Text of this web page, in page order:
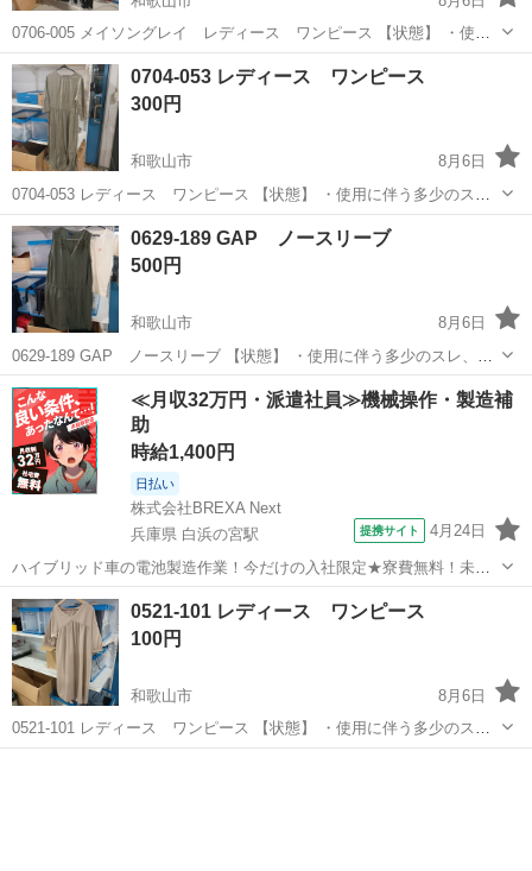
0706-005 メイソングレイ レディース ワンピース 【状態】 ・使用
に伴う多少のスレ、キズ、落としきれない汚れなどございます ・詳細
は現地でご確認ください ・お値引きは出来かねますのでご了承願いま
す ...
和歌山 和歌山市 ワンピース
0704-053 レディース ワンピース
300円
和歌山市
8月6日
0704-053 レディース ワンピース 【状態】 ・使用に伴う多少のス
レ、キズ、落としきれない汚れなどございます ・詳細は現地でご確認
ください ・お値引きは出来かねますのでご了承願います ※中古品のた
め、...
和歌山 和歌山市
0629-189 GAP ノースリーブ
500円
和歌山市
8月6日
0629-189 GAP ノースリーブ 【状態】 ・使用に伴う多少のスレ、キ
ズ、落としきれない汚れなどございます ・詳細は現地でご確認くださ
い ・お値引きは出来かねますのでご了承願います ※中古品のため、
状...
和歌山 和歌山市 ワンピース 現地
≪月収32万円・派遣社員≫機械操作・製造補
助
時給1,400円
日払い
株式会社BREXA Next
兵庫県 白浜の宮駅
提携サイト 4月24日
ハイブリッド車の電池製造作業！今だけの入社限定★寮費無料！未経
験活躍中★20～50代の男性活躍中！安定企業で長期で働きたい方オス
スメ！年間休日130日！正社員登用制度あり！マイカー通勤OK！ワン
ルーム寮完備！《兵庫県姫路市》...
兵庫 姫路市
0521-101 レディース ワンピース
100円
和歌山市
8月6日
0521-101 レディース ワンピース 【状態】 ・使用に伴う多少のス
レ、キズ、落としきれない汚れなどございます ・詳細は現地でご確認